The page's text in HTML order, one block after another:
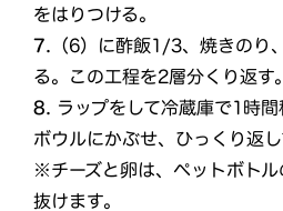
をはりつける。
7. （6）に酢飯1/3、焼きのり
る。この工程を2層分くり返す。
8. ラップをして冷蔵庫で1時
ボウルにかぶせ、ひっくり返し
※チーズと卵は、ペットボトル
抜けます。